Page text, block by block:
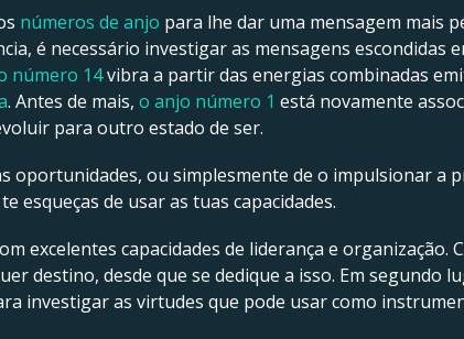
números de anjo para lhe dar uma mensagem mais
é necessário investigar as mensagens escondidas
número 14vibra a partir das energias combinadas
. Antes de mais, o anjo número 1 está novamente
para outro estado de ser.
oportunidades, ou simplesmente de o impulsionar a
esqueças de usar as tuas capacidades.
excelentes capacidades de liderança e organização.
destino, desde que se dedique a isso. Em segundo
investigar as virtudes que pode usar como